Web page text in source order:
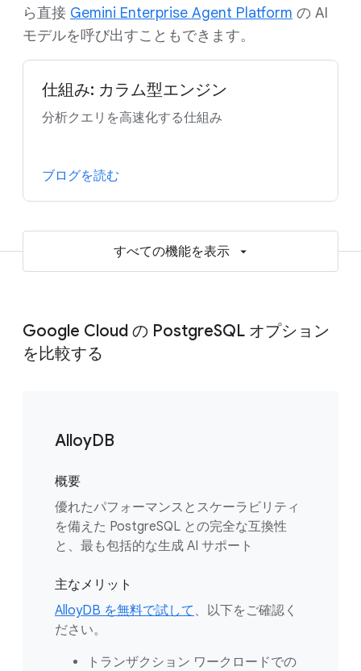
ら直接 Gemini Enterprise Agent Platform の AI
モデルを呼び出すこともできます。
仕組み: カラム型エンジン
分析クエリを高速化する仕組み
ブログを読む
すべての機能を表示
Google Cloud の PostgreSQL オプション
を比較する
AlloyDB
概要
優れたパフォーマンスとスケーラビリティ
を備えた PostgreSQL との完全な互換性
と、最も包括的な生成 AI サポート
主なメリット
AlloyDB を無料で試して 、以下をご確認く
ださい。
トランザクション ワークロードでの